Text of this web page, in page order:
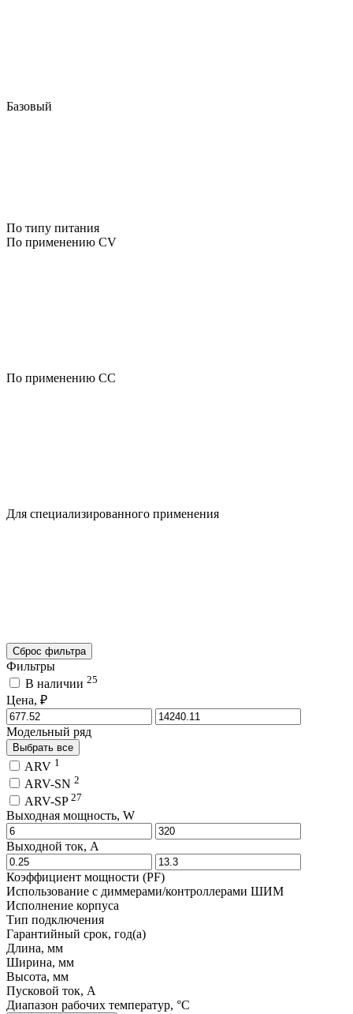
Базовый
По типу питания
По применению CV
По применению CC
Для специализированного применения
Сброс фильтра
Фильтры
В наличии 25
Цена, ₽
Модельный ряд
Выбрать все
ARV 1
ARV-SN 2
ARV-SP 27
Выходная мощность, W
Выходной ток, A
Коэффициент мощности (PF)
Использование с диммерами/контроллерами ШИМ
Исполнение корпуса
Тип подключения
Гарантийный срок, год(а)
Длина, мм
Ширина, мм
Высота, мм
Пусковой ток, A
Диапазон рабочих температур, °C